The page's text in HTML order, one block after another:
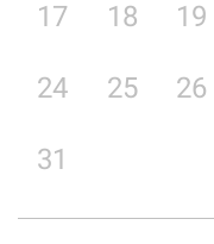
17 18 19
24 25 26
31